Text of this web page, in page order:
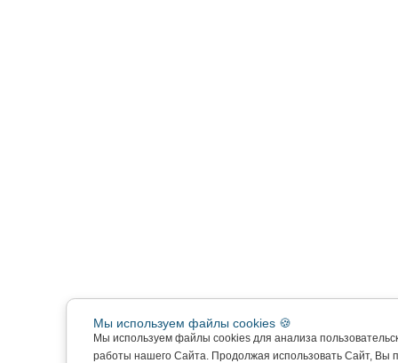
Мы используем файлы cookies 🍪
Мы используем файлы cookies для анализа
работы нашего Сайта. Продолжая использовать Сайт, Вы